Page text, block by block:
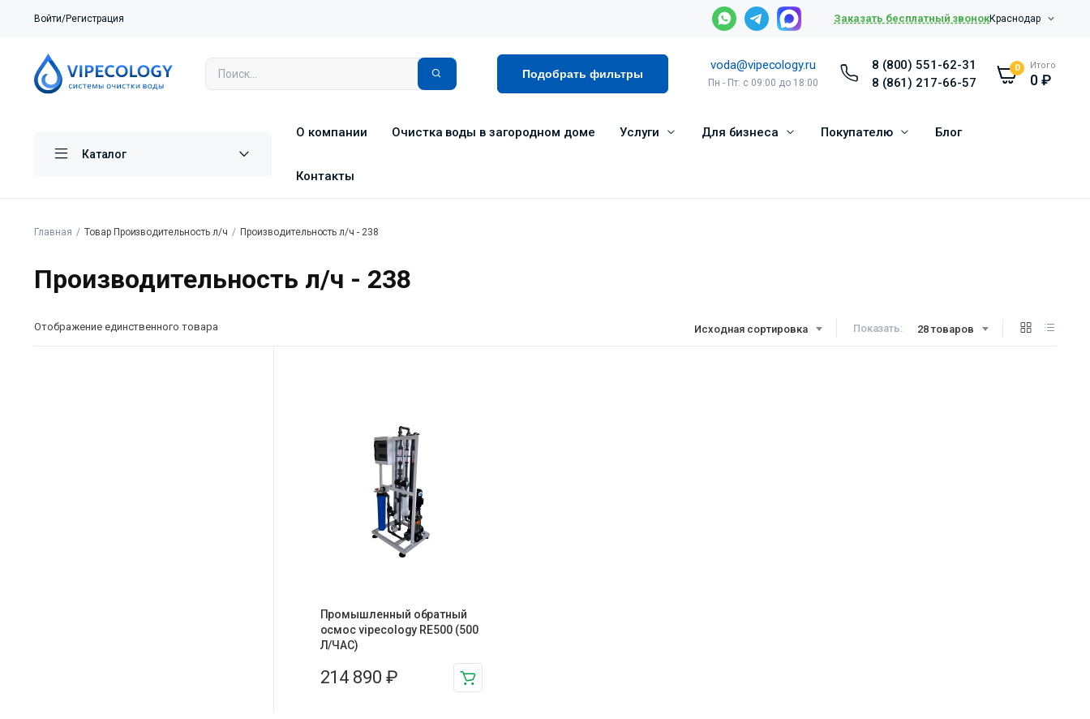
Войти/Регистрация Заказать бесплатный звонокКраснодар
Подобрать фильтры
voda@vipecology.ru
Пн - Пт: с 09:00 до 18:00
8 (800) 551-62-31
8 (861) 217-66-57
0 Итого
0₽
Каталог
О компании Очистка воды в загородном доме Услуги Для бизнеса Покупателю Блог
Контакты
Главная Товар Производительность л/ч Производительность л/ч - 238
Производительность л/ч - 238
Исходная сортировка Показать: 28 товаров
Отображение единственного товара
Промышленный обратный
осмос vipecology RE500 (500
Л/ЧАС)
214 890₽